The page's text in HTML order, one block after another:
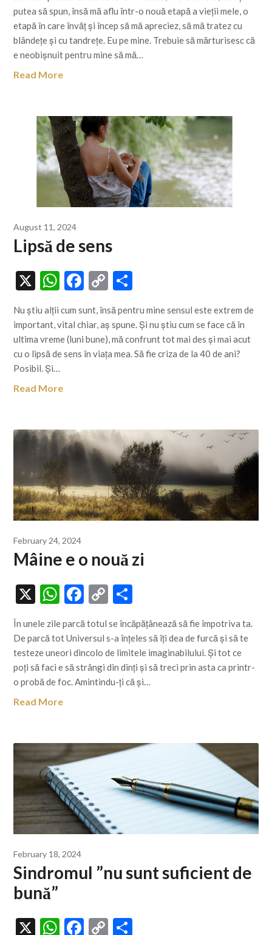
putea să spun, însă mă aflu într-o nouă etapă a vieții mele, o
etapă în care învăț și încep să mă apreciez, să mă tratez cu
blândețe și cu tandrețe. Eu pe mine. Trebuie să mărturisesc că
e neobișnuit pentru mine să mă…
Read More
August 11, 2024
Lipsă de sens
X WhatsApp
Facebook
Copy
Nu știu alții cum sunt, însă pentru mine sensul este extrem de
important, vital chiar, aș spune. Și nu știu cum se face că în
ultima vreme (luni bune), mă confrunt tot mai des și mai acut
cu o lipsă de sens în viața mea. Să fie criza de la 40 de ani?
Posibil. Și…
Read More
February 24, 2024
Mâine e o nouă zi
X WhatsApp
Facebook
Copy
În unele zile parcă totul se încăpățânează să fie împotriva ta.
De parcă tot Universul s-a înțeles să îți dea de furcă și să te
testeze uneori dincolo de limitele imaginabilului. Și tot ce
poți să faci e să strângi din dinți și să treci prin asta ca printr-
o probă de foc. Amintindu-ți că și…
Read More
February 18, 2024
Sindromul ”nu sunt suficient de
bună”
X WhatsApp
Facebook
Copy